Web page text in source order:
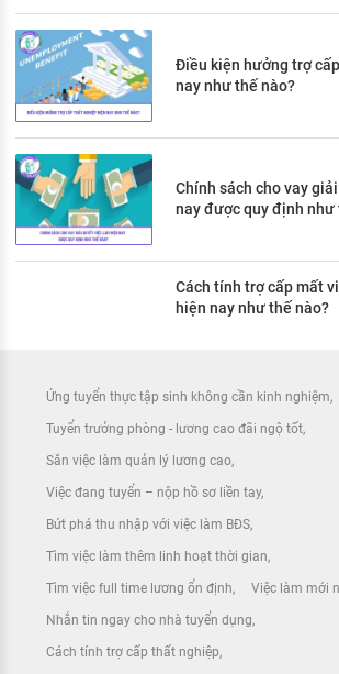
Điều kiện hưởng trợ
nay như thế nào?
Chính sách cho vay
nay được quy định như
Cách tính trợ cấp mất
hiện nay như thế nào?
Ứng tuyển thực tập sinh không cần kinh nghiệm
Tuyển trưởng phòng - lương cao đãi ngộ tốt
Săn việc làm quản lý lương cao
Việc đang tuyển – nộp hồ sơ liền tay
Bứt phá thu nhập với việc làm BĐS
Tìm việc làm thêm linh hoạt thời gian
Tìm việc full time lương ổn định Việc làm mới
Nhắn tin ngay cho nhà tuyển dụng
Cách tính trợ cấp thất nghiệp